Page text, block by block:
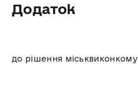
Додаток
до рішення міськвиконкому